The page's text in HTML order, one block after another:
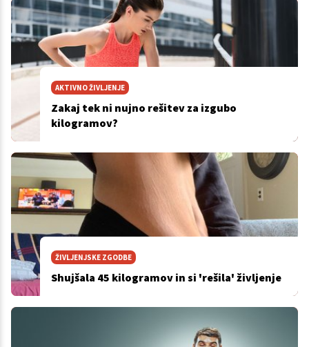
AKTIVNO ŽIVLJENJE
Zakaj tek ni nujno rešitev za izgubo
kilogramov?
ŽIVLJENJSKE ZGODBE
Shujšala 45 kilogramov in si 'rešila' življenje